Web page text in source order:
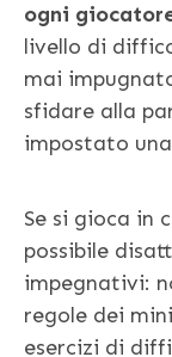
ogni
livello di
mai
sfidare alla
impostato
Se si gioca in
possibile
impegnativi:
regole dei
esercizi di